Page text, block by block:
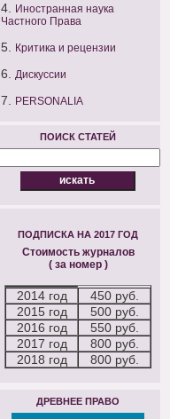
4.
Иностранная наука
Частного Права
5. Критика и рецензии
6. Дискуссии
7. PERSONALIA
ПОИСК СТАТЕЙ
ПОДПИСКА НА 2017 ГОД
Стоимость журналов
( за номер )
2014 год
450 руб.
2015 год
500 руб.
2016 год
550 руб.
2017 год
800 руб.
2018 год
800 руб.
ДРЕВНЕЕ ПРАВО